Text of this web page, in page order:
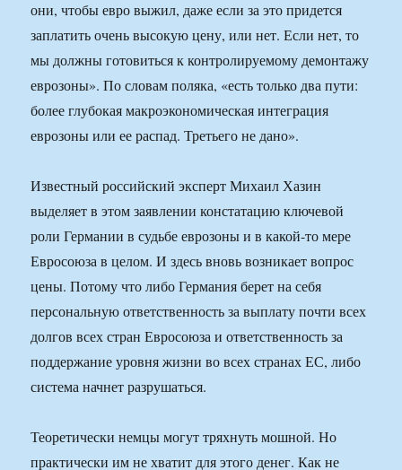
они, чтобы евро выжил, даже если за это придется
заплатить очень высокую цену, или нет. Если нет, то
мы должны готовиться к контролируемому демонтажу
еврозоны». По словам поляка, «есть только два пути:
более глубокая макроэкономическая интеграция
еврозоны или ее распад. Третьего не дано».
Известный российский эксперт Михаил Хазин
выделяет в этом заявлении констатацию ключевой
роли Германии в судьбе еврозоны и в какой-то мере
Евросоюза в целом. И здесь вновь возникает вопрос
цены. Потому что либо Германия берет на себя
персональную ответственность за выплату почти всех
долгов всех стран Евросоюза и ответственность за
поддержание уровня жизни во всех странах ЕС, либо
система начнет разрушаться.
Теоретически немцы могут тряхнуть мошной. Но
практически им не хватит для этого денег. Как не